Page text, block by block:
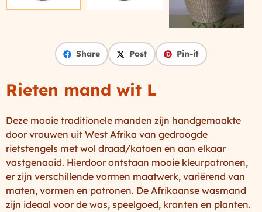
Share Post Pin-it
Rieten mand wit L
Deze mooie traditionele manden zijn handgemaakte
door vrouwen uit West Afrika van gedroogde
rietstengels met wol draad/katoen en aan elkaar
vastgenaaid. Hierdoor ontstaan mooie kleurpatronen,
er zijn verschillende vormen maatwerk, variërend van
maten, vormen en patronen. De Afrikaanse wasmand
zijn ideaal voor de was, speelgoed, kranten en planten.